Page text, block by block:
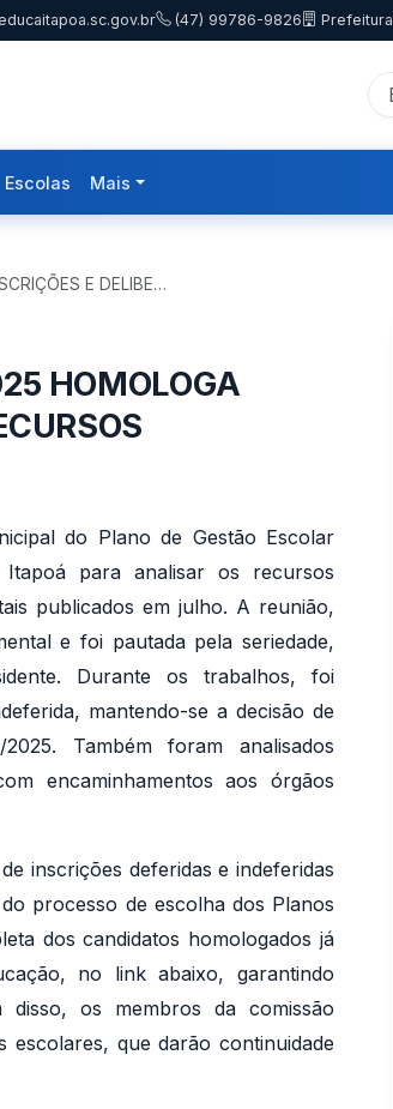
(47) 99786-9826 Prefeitura
Escolas Mais
E DELIBE…
HOMOLOGA
do Plano de Gestão Escolar
para analisar os recursos
publicados em julho. A reunião,
e foi pautada pela seriedade,
Durante os trabalhos, foi
mantendo-se a decisão de
Também foram analisados
encaminhamentos aos órgãos
inscrições deferidas e indeferidas
processo de escolha dos Planos
dos candidatos homologados já
no link abaixo, garantindo
os membros da comissão
escolares, que darão continuidade